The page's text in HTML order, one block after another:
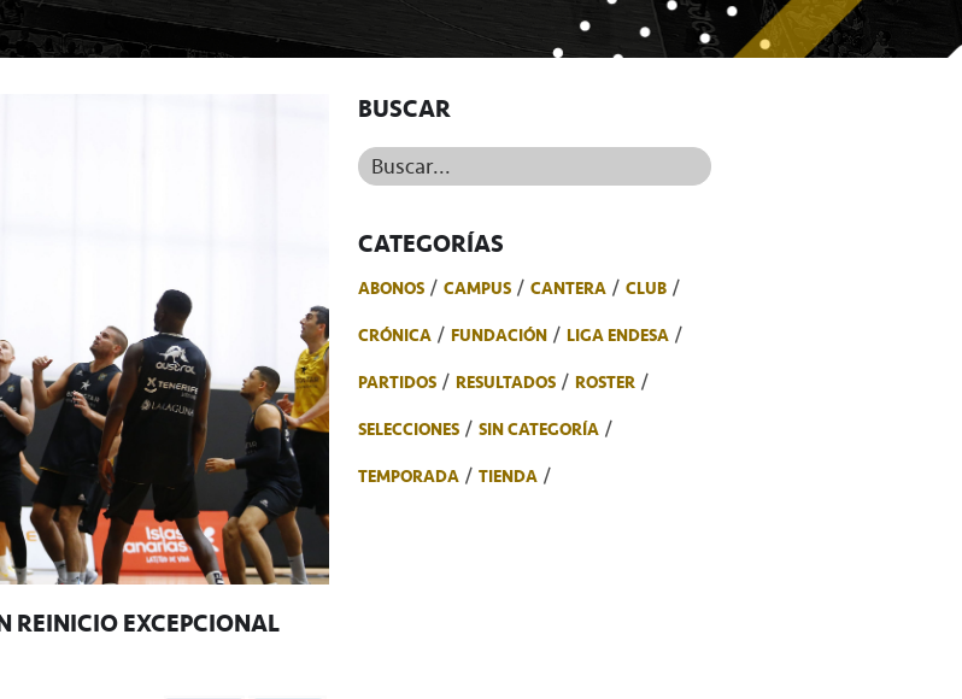
REINICIO EXCEPCIONAL
BUSCAR
Buscar...
CATEGORÍAS
ABONOS CAMPUS CANTERA
CLUB
CRÓNICA
FUNDACIÓN
LIGA ENDESA
PARTIDOS
RESULTADOS
ROSTER
SELECCIONES
SIN CATEGORÍA
TEMPORADA
TIENDA